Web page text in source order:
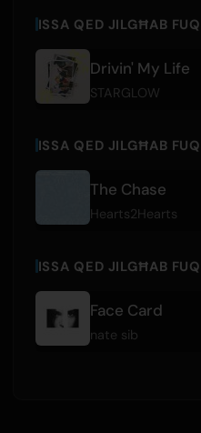
ISSA QED JILGĦAB FUQ
Drivin' My Life
STARGLOW
ISSA QED JILGĦAB FUQ
The Chase
Hearts2Hearts
ISSA QED JILGĦAB FUQ
Face Card
nate sib